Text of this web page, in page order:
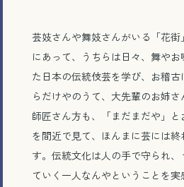
芸妓さんや舞妓さんがいる「花
にあって、うちらは日々、舞や
た日本の伝統伎芸を学び、お稽
らだけやのうて、大先輩のお姉
師匠さん方も、「まだまだや」
を間近で見て、ほんまに芸には
す。伝統文化は人の手で守られ
ていく一人なんやということを実